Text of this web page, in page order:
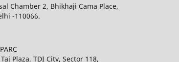
Chamber 2, Bhikhaji Cama Place,
-110066.
Taj Plaza, TDI City, Sector 118,